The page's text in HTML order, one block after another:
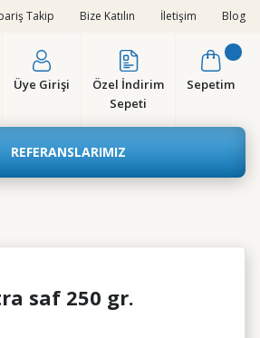
Takip Bize Katılın İletişim Blog
Üye Girişi
Özel İndirim
Sepeti
Sepetim
REFERANSLARIMIZ
saf 250 gr.